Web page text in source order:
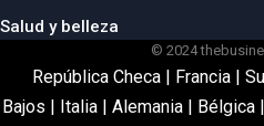
Salud y belleza
© 2024
República Checa| Francia|
Bajos | Italia | Alemania | Bélgica |